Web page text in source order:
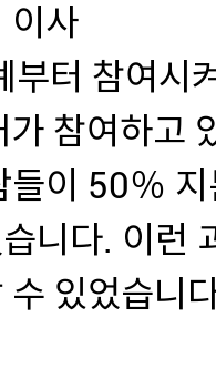
이사
부터 참여시
참여하고
들이 50％
니다. 이런
수 있었습니